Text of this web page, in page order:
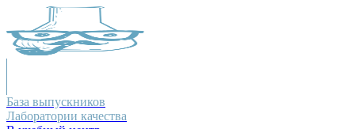
База выпускников
Лаборатории качества